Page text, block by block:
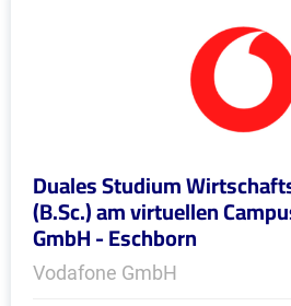
Duales Studium
(B.Sc.) am virtuellen
GmbH - Eschborn
Vodafone GmbH